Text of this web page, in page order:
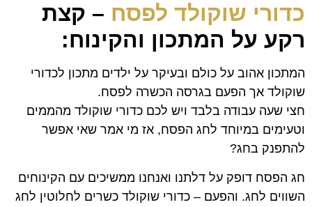
כדורי שוקולד לפסח – קצת
רקע על המתכון והקינוח:
המתכון אהוב על כולם ובעיקר על ילדים מתכון לכדורי
שוקולד אך הפעם בגרסה הכשרה לפסח.
חצי שעה עבודה בלבד ויש לכם כדורי שוקולד מהממים
וטעימים במיוחד לחג הפסח, אז מי אמר שאי אפשר
להתפנק בחג?
חג הפסח דופק על דלתנו ואנחנו ממשיכים עם הקינוחים
השווים לחג. והפעם – כדורי שוקולד כשרים לחלוטין לחג